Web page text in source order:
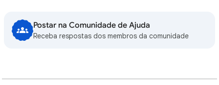
Postar na Comunidade de Ajuda
Receba respostas dos membros da comunidade